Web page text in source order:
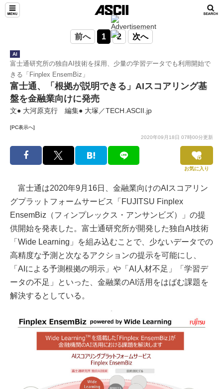
前へ 1 2 次へ
AI
富士通研究所の独自AI技術を採用、少量の学習データでも利用開始で
きる「Finplex EnsemBiz」
富士通、「根拠が説明できる」AIスコアリング基
盤を金融業向けに発売
文● 大河原克行 編集● 大塚／TECH.ASCII.jp
[PC表示へ]
2020年09月18日 07時00分更新
お気に入り
富士通は2020年9月16日、金融業向けのAIスコアリン
グプラットフォームサービス「FUJITSU Finplex
EnsemBiz（フィンプレックス・アンサンビズ）」の提
供開始を発表した。富士通研究所が開発した独自AI技術
「Wide Learning」を組み込むことで、少ないデータでの
高精度な予測と次なるアクションの提示を可能にし、
「AIによる予測根拠の明示」や「AI人材不足」「学習デ
ータの不足」といった、金融業のAI活用をはばむ課題を
解決するとしている。